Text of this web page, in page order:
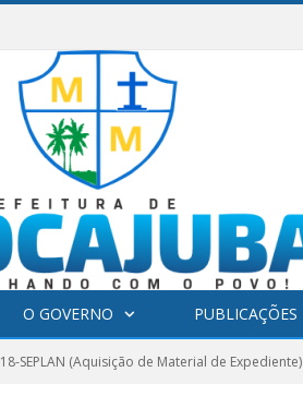
O GOVERNO PUBLICAÇÕES
SEPLAN (Aquisição de Material de Expediente)